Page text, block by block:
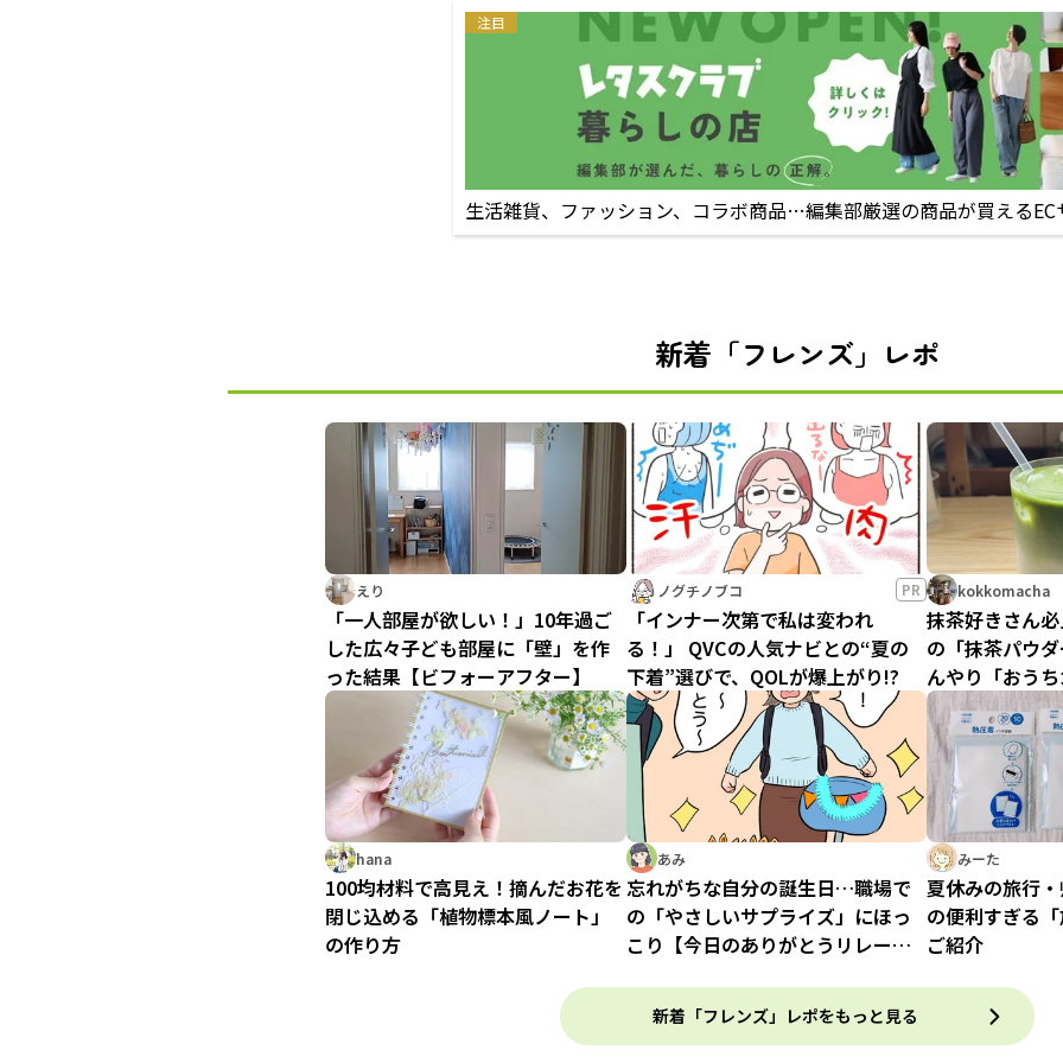
注目
生活雑貨、ファッション、コラボ商品…編集部厳選の商品が買えるEC
新着「フレンズ」レポ
えり
「一人部屋が欲しい！」10年過ご
した広々子ども部屋に「壁」を作
った結果【ビフォーアフター】
ノグチノブコ PR
「インナー次第で私は変われ
る！」 QVCの人気ナビとの“夏の
下着”選びで、QOLが爆上がり!?
kokkomacha
抹茶好きさん
の「抹茶パウ
んやり「おう
選
hana
100均材料で高見え！摘んだお花を
閉じ込める「植物標本風ノート」
の作り方
あみ
忘れがちな自分の誕生日…職場で
の「やさしいサプライズ」にほっ
こり【今日のありがとうリレー連
みーた
夏休みの旅行
の便利すぎる
ご紹介
新着「フレンズ」レポをもっと見る